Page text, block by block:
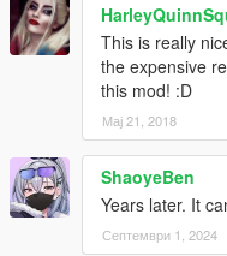
This is really
the expensive
this mod! :D
Мај 21, 2018
ShaoyeBen
Years later. It
Септември 1, 2024